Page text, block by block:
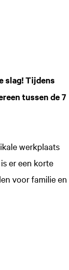
slag! Tijdens
tussen de 7
werkplaats
er een korte
voor familie en